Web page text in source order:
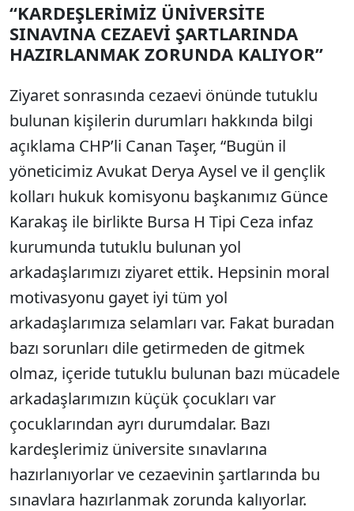
“KARDEŞLERİMİZ ÜNİVERSİTE
SINAVINA CEZAEVİ ŞARTLARINDA
HAZIRLANMAK ZORUNDA KALIYOR”
Ziyaret sonrasında cezaevi önünde tutuklu
bulunan kişilerin durumları hakkında bilgi
açıklama CHP’li Canan Taşer, “Bugün il
yöneticimiz Avukat Derya Aysel ve il gençlik
kolları hukuk komisyonu başkanımız Günce
Karakaş ile birlikte Bursa H Tipi Ceza infaz
kurumunda tutuklu bulunan yol
arkadaşlarımızı ziyaret ettik. Hepsinin moral
motivasyonu gayet iyi tüm yol
arkadaşlarımıza selamları var. Fakat buradan
bazı sorunları dile getirmeden de gitmek
olmaz, içeride tutuklu bulunan bazı mücadele
arkadaşlarımızın küçük çocukları var
çocuklarından ayrı durumdalar. Bazı
kardeşlerimiz üniversite sınavlarına
hazırlanıyorlar ve cezaevinin şartlarında bu
sınavlara hazırlanmak zorunda kalıyorlar.